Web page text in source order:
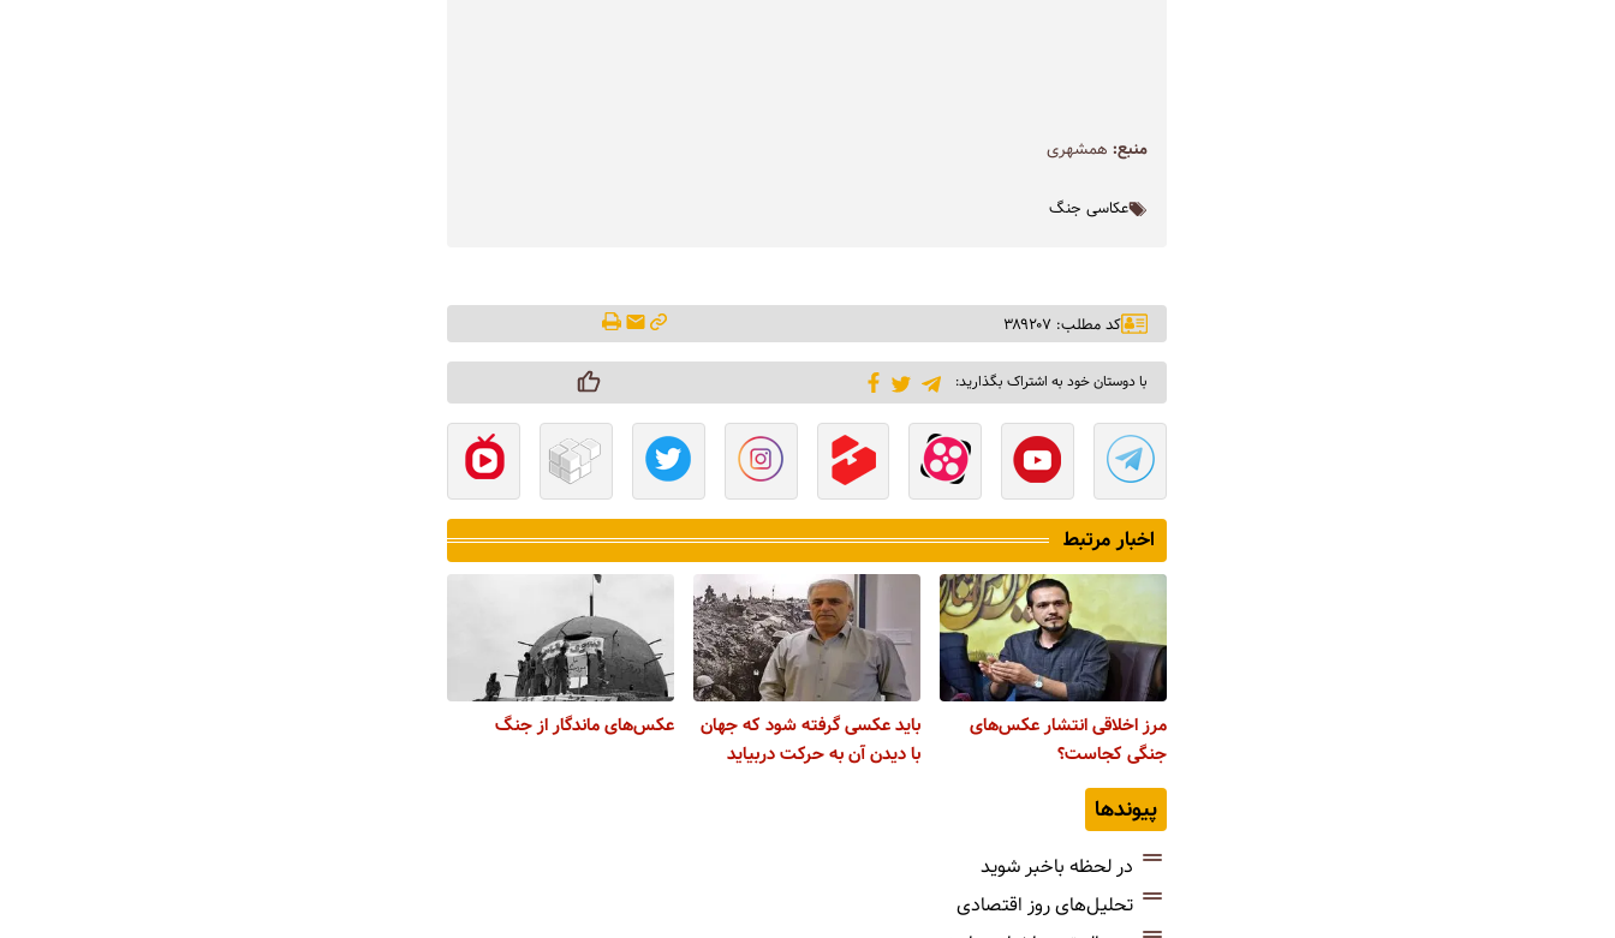
منبع: همشهری
عکاسی جنگ
کد مطلب: ۳۸۹۲۰۷
با دوستان خود به اشتراک بگذارید:
اخبار مرتبط
مرز اخلاقی انتشار عکس‌های
جنگی کجاست؟
باید عکسی گرفته شود که جهان
با دیدن آن به حرکت دربیاید
عکس‌های ماندگار از جنگ
پیوندها
در لحظه باخبر شوید
تحلیل‌های روز اقتصادی